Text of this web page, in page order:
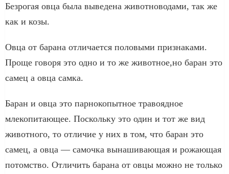
Безрогая овца была выведена животноводами, так же
как и козы.
Овца от барана отличается половыми признаками.
Проще говоря это одно и то же животное,но баран это
самец а овца самка.
Баран и овца это парнокопытное травоядное
млекопитающее. Поскольку это один и тот же вид
животного, то отличие у них в том, что баран это
самец, а овца — самочка вынашивающая и рожающая
потомство. Отличить барана от овцы можно не только